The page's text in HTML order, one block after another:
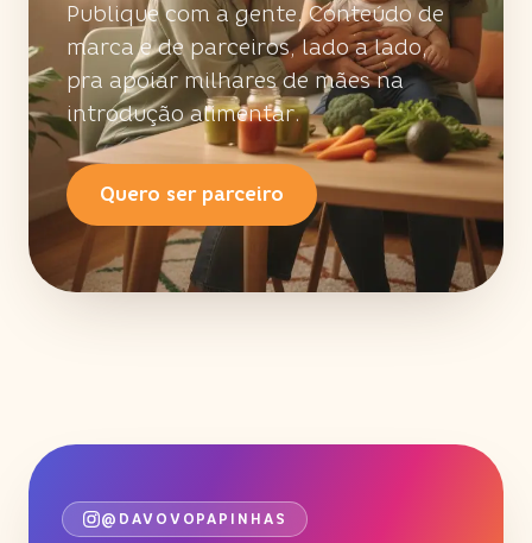
Publique com a gente. Conteúdo de
marca e de parceiros, lado a lado,
pra apoiar milhares de mães na
introdução alimentar.
Quero ser parceiro
@DAVOVOPAPINHAS